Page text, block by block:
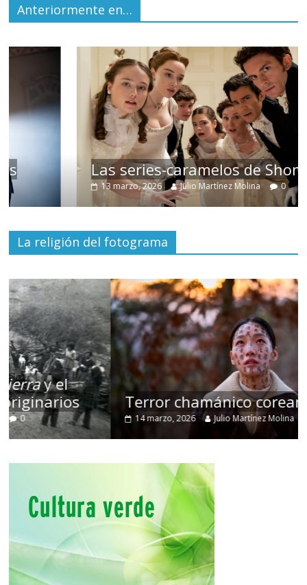
Anteriormente en…
Las series-caramelos de Shondaland
13 marzo, 2026 Julio Martínez Molina 0
La religión del fotograma
Terror chamánico coreano
14 marzo, 2026 Julio Martínez Molina 0